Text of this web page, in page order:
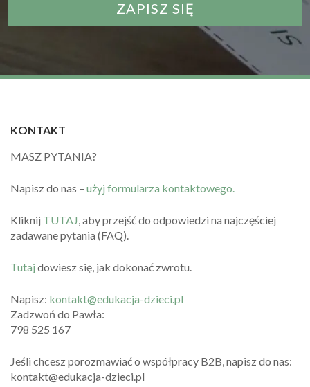
KONTAKT
MASZ PYTANIA?
Napisz do nas – użyj formularza kontaktowego.
Kliknij TUTAJ, aby przejść do odpowiedzi na najczęściej
zadawane pytania (FAQ).
Tutaj dowiesz się, jak dokonać zwrotu.
Napisz: kontakt@edukacja-dzieci.pl
Zadzwoń do Pawła:
798 525 167
Jeśli chcesz porozmawiać o współpracy B2B, napisz do nas:
kontakt@edukacja-dzieci.pl